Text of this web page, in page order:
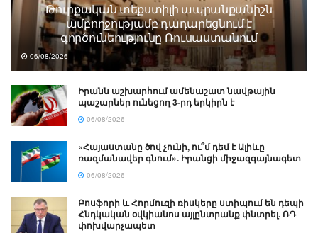
Թուրքական տեքստիլի ապրանքանիշն
ամբողջությամբ դադարեցնում է
գործունեությունը Ռուսաստանում
06/08/2026
Իրանն աշխարհում ամենաշատ նավթային
պաշարներ ունեցող 3-րդ երկիրն է
06/08/2026
«Հայաստանը ծով չունի, ու՞մ դեմ է Ալիևը
ռազմանավեր գնում». Իրանցի միջազգայնագետ
06/08/2026
Բոսֆորի և Հորմուզի ռիսկերը ստիպում են դեպի
Հնդկական օվկիանոս այլընտրանք փնտրել. ՌԴ
փոխվարչապետ